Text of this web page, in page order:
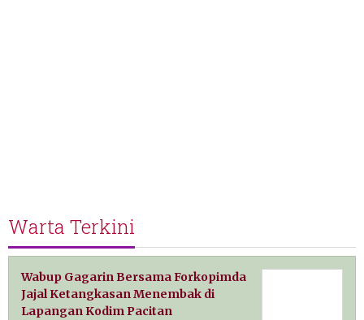
Warta Terkini
Wabup Gagarin Bersama Forkopimda
Jajal Ketangkasan Menembak di
Lapangan Kodim Pacitan